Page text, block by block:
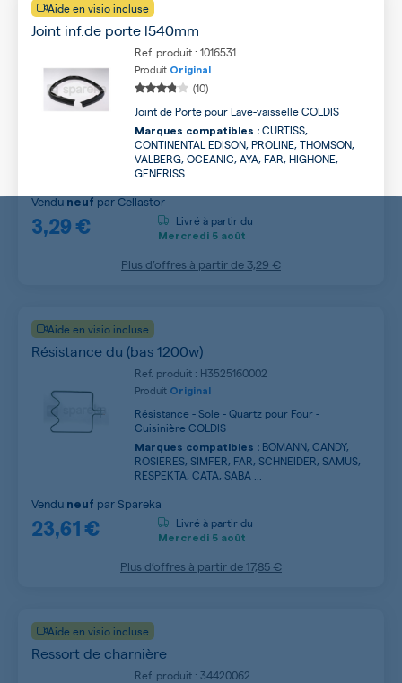
Aide en visio incluse
Joint inf.de porte l540mm
Ref. produit : 1016531
Produit Original
(10)
Joint de Porte pour Lave-vaisselle COLDIS
Marques compatibles : CURTISS,
CONTINENTAL EDISON, PROLINE, THOMSON,
VALBERG, OCEANIC, AYA, FAR, HIGHONE,
GENERISS ...
3,29 €
VenduneufparCellastor
Livré à partir du
Mercredi 5 août
Plus d’offres à partir de 3,29 €
Aide en visio incluse
Résistance du (bas 1200w)
Ref. produit : H3525160002
Produit Original
Résistance - Sole - Quartz pour Four -
Cuisinière COLDIS
Marques compatibles : BOMANN, CANDY,
ROSIERES, SIMFER, FAR, SCHNEIDER, SAMUS,
RESPEKTA, CATA, SABA ...
23,61 €
Vendu neuf parSpareka
Livré à partir du
Mercredi 5 août
Plus d’offres à partir de17,85 €
Aide en visio incluse
Ressort de charnière
Ref. produit : 34420062